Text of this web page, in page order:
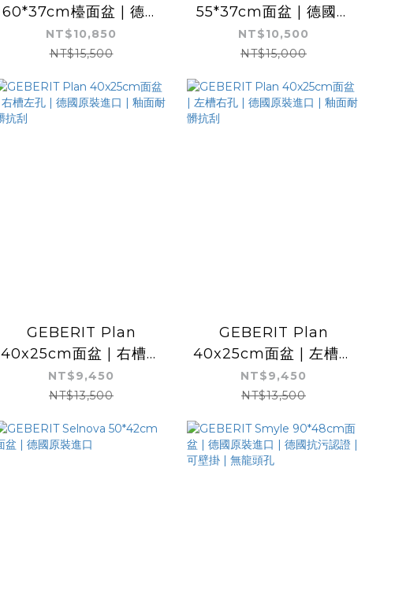
60*37cm檯面盆 | 德國
原裝進口 | 釉面耐髒抗
刮
NT$10,850
NT$15,500
55*37cm面盆 | 德國原
裝進口| 釉面耐髒抗刮
NT$10,500
NT$15,000
GEBERIT Plan
40x25cm面盆 | 右槽左
孔 | 德國原裝進口 | 釉
面耐髒抗刮
NT$9,450
NT$13,500
GEBERIT Plan
40x25cm面盆 | 左槽右
孔 | 德國原裝進口 | 釉
面耐髒抗刮
NT$9,450
NT$13,500